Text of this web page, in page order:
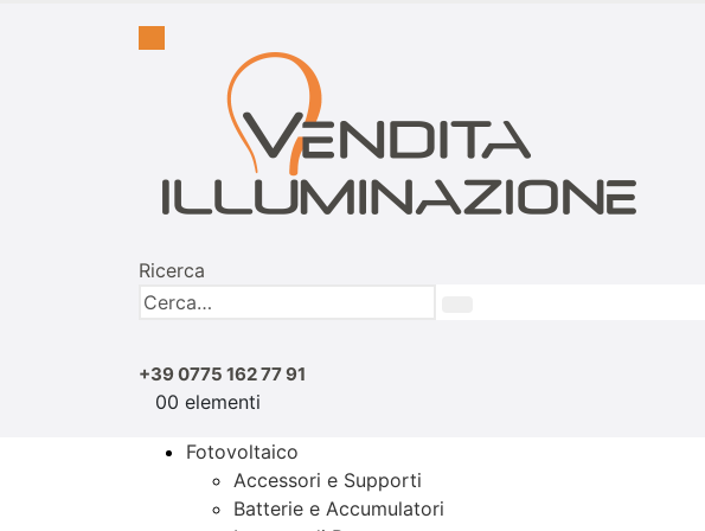
Ricerca
+39 0775 162 77 91
00 elementi
Fotovoltaico
Accessori e Supporti
Batterie e Accumulatori